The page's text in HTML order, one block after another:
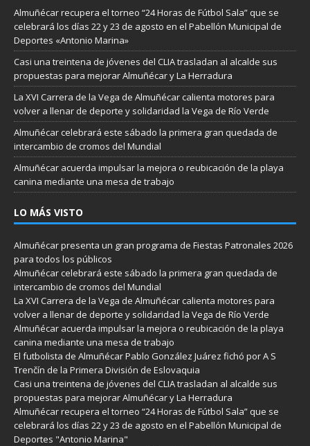
Almuñécar recupera el torneo “24 Horas de Fútbol Sala” que se
celebrará los días 22 y 23 de agosto en el Pabellón Municipal de
Deportes «Antonio Marina»
Casi una treintena de jóvenes del CLIA trasladan al alcalde sus
propuestas para mejorar Almuñécar y La Herradura
La XVI Carrera de la Vega de Almuñécar calienta motores para
volver a llenar de deporte y solidaridad la Vega de Río Verde
Almuñécar celebrará este sábado la primera gran quedada de
intercambio de cromos del Mundial
Almuñécar acuerda impulsar la mejora o reubicación de la playa
canina mediante una mesa de trabajo
LO MÁS VISTO
Almuñécar presenta un gran programa de Fiestas Patronales 2026
para todos los públicos
Almuñécar celebrará este sábado la primera gran quedada de
intercambio de cromos del Mundial
La XVI Carrera de la Vega de Almuñécar calienta motores para
volver a llenar de deporte y solidaridad la Vega de Río Verde
Almuñécar acuerda impulsar la mejora o reubicación de la playa
canina mediante una mesa de trabajo
El futbolista de Almuñécar Pablo González Juárez fichó por A S
Trenčín de la Primera División de Eslovaquia
Casi una treintena de jóvenes del CLIA trasladan al alcalde sus
propuestas para mejorar Almuñécar y La Herradura
Almuñécar recupera el torneo “24 Horas de Fútbol Sala” que se
celebrará los días 22 y 23 de agosto en el Pabellón Municipal de
Deportes "Antonio Marina"